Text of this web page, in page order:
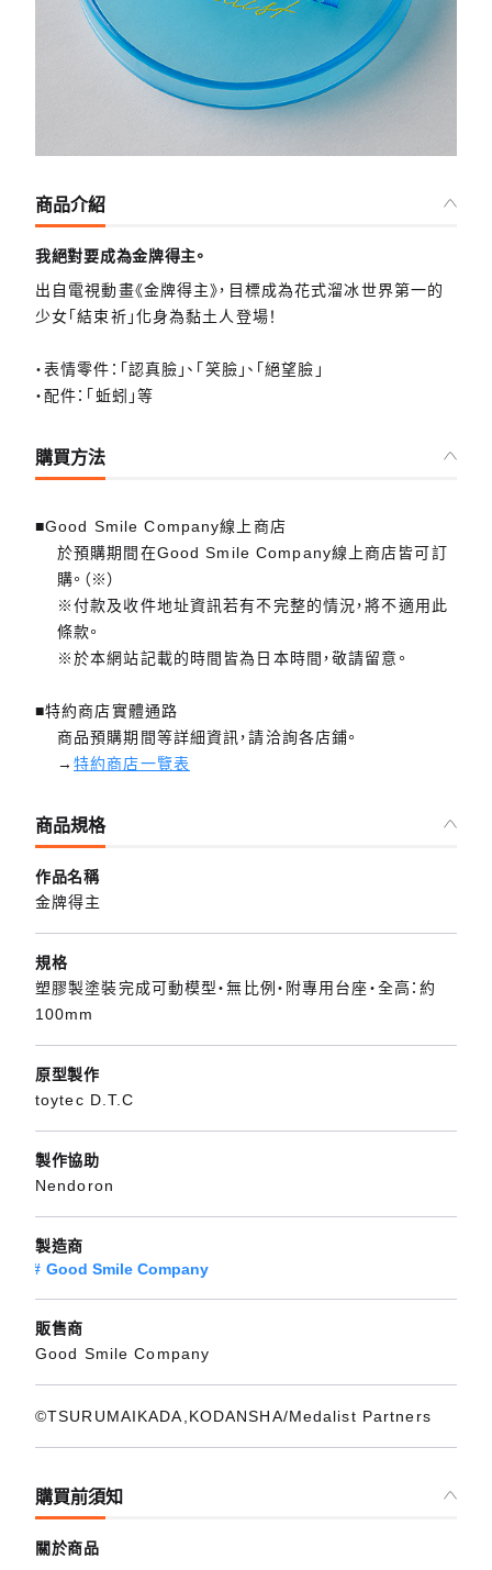
商品介紹
我絕對要成為金牌得主。
出自電視動畫《金牌得主》，目標成為花式溜冰世界第一的
少女「結束祈」化身為黏土人登場！
・表情零件：「認真臉」、「笑臉」、「絕望臉」
・配件：「蚯蚓」等
購買方法
■Good Smile Company線上商店
於預購期間在Good Smile Company線上商店皆可訂
購。（※）
※付款及收件地址資訊若有不完整的情況，將不適用此
條款。
※於本網站記載的時間皆為日本時間，敬請留意。
■特約商店實體通路
商品預購期間等詳細資訊，請洽詢各店鋪。
→特約商店一覽表
商品規格
作品名稱
金牌得主
規格
塑膠製塗裝完成可動模型・無比例・附專用台座・全高：約
100mm
原型製作
toytec D.T.C
製作協助
Nendoron
製造商
Good Smile Company
販售商
Good Smile Company
©TSURUMAIKADA,KODANSHA/Medalist Partners
購買前須知
關於商品